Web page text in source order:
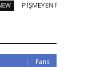
PASTA KREMASI-GANAJ
Fans